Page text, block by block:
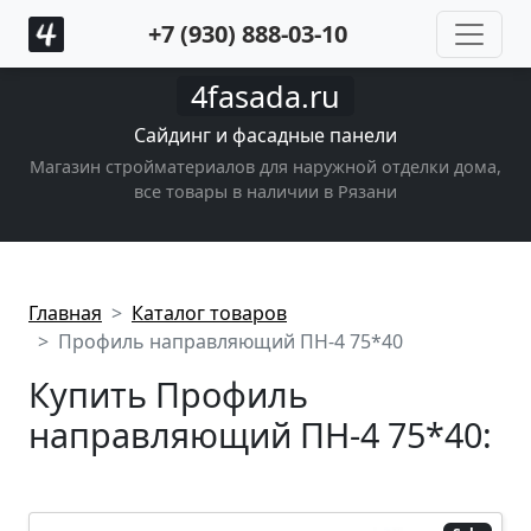
+7 (930) 888-03-10
4fasada.ru
Сайдинг и фасадные панели
Магазин стройматериалов для наружной отделки дома,
все товары в наличии в Рязани
Главная
Каталог товаров
Профиль направляющий ПН-4 75*40
Купить Профиль
направляющий ПН-4 75*40: